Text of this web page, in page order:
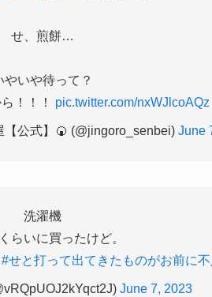
せ、煎餅…
やいや待って？
！！！ pic.twitter.com/nxWJlcoAQz
公式】🍘 (@jingoro_senbei) June
洗濯機
らいに買ったけど。
#せと打って出てきたものがお前に不
June 7, 2023